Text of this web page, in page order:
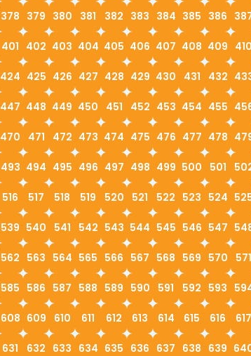
378 379 380 381 382 383 384 385 386
401 402 403 404 405 406 407 408 409 410
424 425 426 427 428 429 430 431 432
447 448 449 450 451 452 453 454 455
470 471 472 473 474 475 476 477 478
493 494 495 496 497 498 499 500 501
516 517 518 519 520 521 522 523 524
539 540 541 542 543 544 545 546 547
562 563 564 565 566 567 568 569 570 571
585 586 587 588 589 590 591 592 593
608 609 610 611 612 613 614 615 616 617
631 632 633 634 635 636 637 638 639